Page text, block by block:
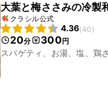
大葉と梅ささみの冷製
クラシル公式
4.36(40 )
20分 300円
スパゲティ、お湯、塩、鶏